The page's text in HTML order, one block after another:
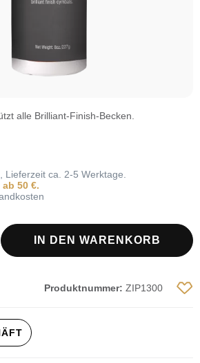
alle Brilliant-Finish-Becken.
, Lieferzeit ca. 2-5 Werktage.
50 €.
Gib den gewünschten
IN DEN WARENKORB
Produktnummer: ZIP1300